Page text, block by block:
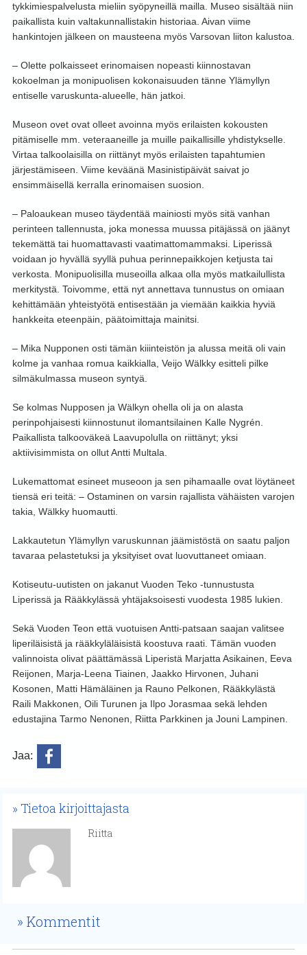
tykkimiespalvelusta mieliin syöpyneillä mailla. Museo sisältää niin
paikallista kuin valtakunnallistakin historiaa. Aivan viime
hankintojen jälkeen on mausteena myös Varsovan liiton kalustoa.
– Olette polkaisseet erinomaisen nopeasti kiinnostavan
kokoelman ja monipuolisen kokonaisuuden tänne Ylämyllyn
entiselle varuskunta-alueelle, hän jatkoi.
Museon ovet ovat olleet avoinna myös erilaisten kokousten
pitämiselle mm. veteraaneille ja muille paikallisille yhdistykselle.
Virtaa talkoolaisilla on riittänyt myös erilaisten tapahtumien
järjestämiseen. Viime keväänä Masinistipäivät saivat jo
ensimmäisellä kerralla erinomaisen suosion.
– Paloaukean museo täydentää mainiosti myös sitä vanhan
perinteen tallennusta, joka monessa muussa pitäjässä on jäänyt
tekemättä tai huomattavasti vaatimattomammaksi. Liperissä
voidaan jo hyvällä syyllä puhua perinnepaikkojen ketjusta tai
verkosta. Monipuolisilla museoilla alkaa olla myös matkailullista
merkitystä. Toivomme, että nyt annettava tunnustus on omiaan
kehittämään yhteistyötä entisestään ja viemään kaikkia hyviä
hankkeita eteenpäin, päätoimittaja mainitsi.
– Mika Nupponen osti tämän kiiinteistön ja alussa meitä oli vain
kolme ja vanhaa romua kaikkialla, Veijo Wälkky esitteli pilke
silmäkulmassa museon syntyä.
Se kolmas Nupposen ja Wälkyn ohella oli ja on alasta
perinpohjaisesti kiinnostunut ilomantsilainen Kalle Nygrén.
Paikallista talkooväkeä Laavupolulla on riittänyt; yksi
aktiivisimmista on ollut Antti Multala.
Lukemattomat esineet museoon ja sen pihamaalle ovat löytäneet
tiensä eri teitä: – Ostaminen on varsin rajallista vähäisten varojen
takia, Wälkky huomautti.
Lakkautetun Ylämyllyn varuskunnan jäämistöstä on saatu paljon
tavaraa pelastetuksi ja yksityiset ovat luovuttaneet omiaan.
Kotiseutu-uutisten on jakanut Vuoden Teko -tunnustusta
Liperissä ja Rääkkylässä yhtäjaksoisesti vuodesta 1985 lukien.
Sekä Vuoden Teon että vuotuisen Antti-patsaan saajan valitsee
liperiläisistä ja rääkkyläläisistä koostuva raati. Tämän vuoden
valinnoista olivat päättämässä Liperistä Marjatta Asikainen, Eeva
Reijonen, Marja-Leena Tiainen, Jaakko Hirvonen, Juhani
Kosonen, Matti Hämäläinen ja Rauno Pelkonen, Rääkkylästä
Raili Makkonen, Oili Turunen ja Ilpo Jorasmaa sekä lehden
edustajina Tarmo Nenonen, Riitta Parkkinen ja Jouni Lampinen.
Jaa:
Tietoa kirjoittajasta
Riitta
Kommentit